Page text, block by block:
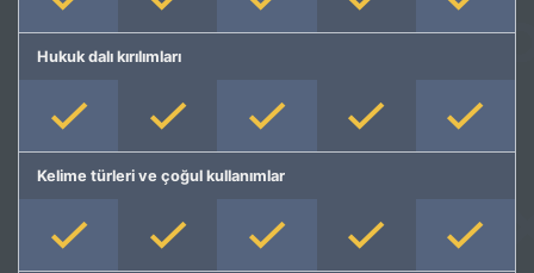
Hukuk dalı kırılımları
Kelime türleri ve çoğul kullanımlar